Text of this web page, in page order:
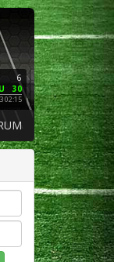
6
30
02:15
16
NE
3
LAC
01/12 02:00
PHI
SF
01/11